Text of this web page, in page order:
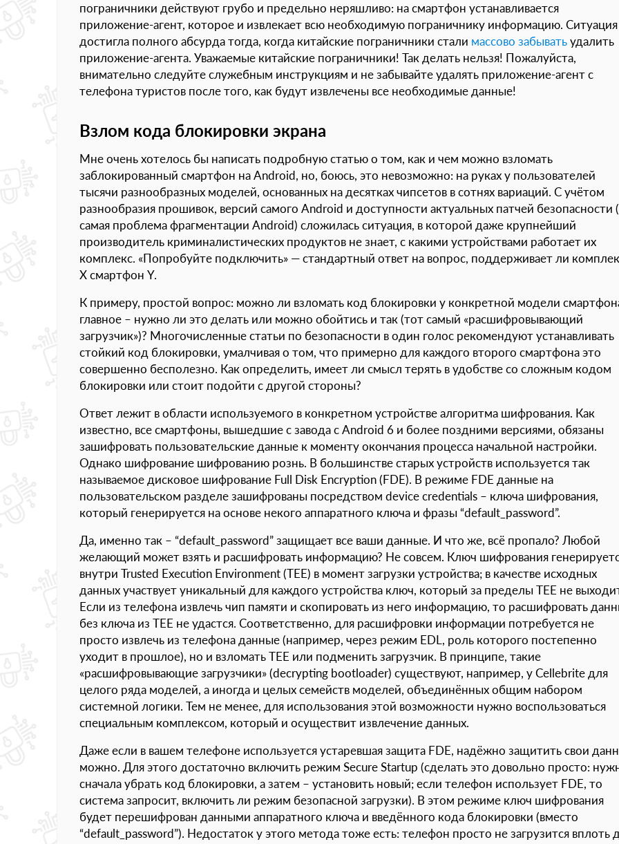
пограничники действуют грубо и предельно неряшливо: на смартфон устанавливается
приложение-агент, которое и извлекает всю необходимую пограничнику информацию. Ситуация
достигла полного абсурда тогда, когда китайские пограничники стали массово забыватьудалить
приложение-агента. Уважаемые китайские пограничники! Так делать нельзя! Пожалуйста,
внимательно следуйте служебным инструкциям и не забывайте удалять приложение-агент с
телефона туристов после того, как будут извлечены все необходимые данные!
Взлом кода блокировки экрана
Мне очень хотелось бы написать подробную статью о том, как и чем можно взломать
заблокированный смартфон на Android, но, боюсь, это невозможно: на руках у пользователей
тысячи разнообразных моделей, основанных на десятках чипсетов в сотнях вариаций. С учётом
разнообразия прошивок, версий самого Android и доступности актуальных патчей безопасности
самая проблема фрагментации Android) сложилась ситуация, в которой даже крупнейший
производитель криминалистических продуктов не знает, с какими устройствами работает их
комплекс. «Попробуйте подключить» — стандартный ответ на вопрос, поддерживает ли
Х смартфон Y.
К примеру, простой вопрос: можно ли взломать код блокировки у конкретной модели
главное – нужно ли это делать или можно обойтись и так (тот самый «расшифровывающий
загрузчик»)? Многочисленные статьи по безопасности в один голос рекомендуют устанавливать
стойкий код блокировки, умалчивая о том, что примерно для каждого второго смартфона это
совершенно бесполезно. Как определить, имеет ли смысл терять в удобстве со сложным кодом
блокировки или стоит подойти с другой стороны?
Ответ лежит в области используемого в конкретном устройстве алгоритма шифрования. Как
известно, все смартфоны, вышедшие с завода с Android 6 и более поздними версиями, обязаны
зашифровать пользовательские данные к моменту окончания процесса начальной настройки.
Однако шифрование шифрованию рознь. В большинстве старых устройств используется так
называемое дисковое шифрование Full Disk Encryption (FDE). В режиме FDE данные на
пользовательском разделе зашифрованы посредством device credentials – ключа шифрования,
который генерируется на основе некого аппаратного ключа и фразы “default_password”.
Да, именно так – “default_password” защищает все ваши данные. И что же, всё пропало? Любой
желающий может взять и расшифровать информацию? Не совсем. Ключ шифрования
внутри Trusted Execution Environment (TEE) в момент загрузки устройства; в качестве исходных
данных участвует уникальный для каждого устройства ключ, который за пределы TEE не
Если из телефона извлечь чип памяти и скопировать из него информацию, то расшифровать
без ключа из TEE не удастся. Соответственно, для расшифровки информации потребуется не
просто извлечь из телефона данные (например, через режим EDL, роль которого постепенно
уходит в прошлое), но и взломать TEE или подменить загрузчик. В принципе, такие
«расшифровывающие загрузчики» (decrypting bootloader) существуют, например, у Cellebrite для
целого ряда моделей, а иногда и целых семейств моделей, объединённых общим набором
системной логики. Тем не менее, для использования этой возможности нужно воспользоваться
специальным комплексом, который и осуществит извлечение данных.
Даже если в вашем телефоне используется устаревшая защита FDE, надёжно защитить свои
можно. Для этого достаточно включить режим Secure Startup (сделать это довольно просто:
сначала убрать код блокировки, а затем – установить новый; если телефон использует FDE, то
система запросит, включить ли режим безопасной загрузки). В этом режиме ключ шифрования
будет перешифрован данными аппаратного ключа и введённого кода блокировки (вместо
“default_password”). Недостаток у этого метода тоже есть: телефон просто не загрузится вплоть